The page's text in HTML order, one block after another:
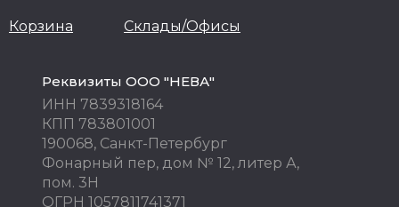
Корзина Склады/Офисы
Реквизиты ООО "НЕВА"
ИНН 7839318164
КПП 783801001
190068, Санкт-Петербург
Фонарный пер, дом № 12, литер А,
пом. 3Н
ОГРН 1057811741371